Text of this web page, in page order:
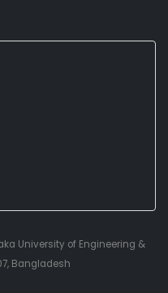
University of Engineering &
Bangladesh